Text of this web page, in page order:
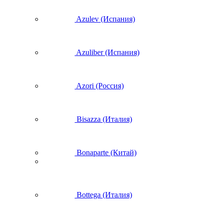
Azulev (Испания)
Azuliber (Испания)
Azori (Россия)
Bisazza (Италия)
Bonaparte (Китай)
Bottega (Италия)